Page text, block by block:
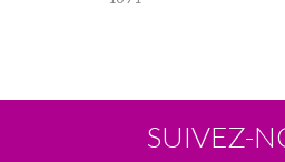
SUIVEZ-